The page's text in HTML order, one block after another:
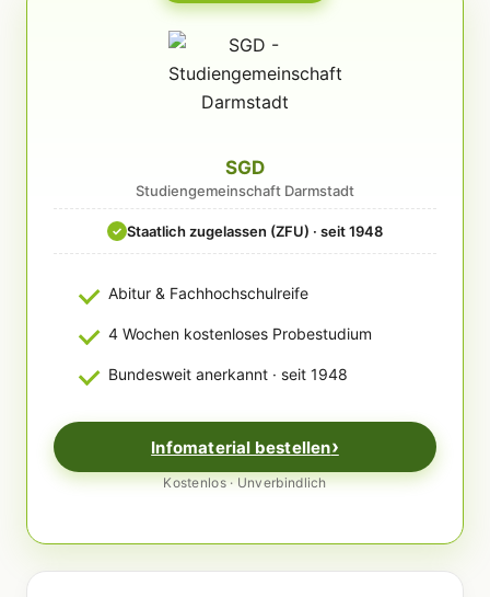
SGD
Studiengemeinschaft Darmstadt
✓ Staatlich zugelassen (ZFU) · seit 1948
Abitur & Fachhochschulreife
4 Wochen kostenloses Probestudium
Bundesweit anerkannt · seit 1948
Infomaterial bestellen
Kostenlos · Unverbindlich